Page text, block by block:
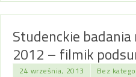
Studenckie
2012 – filmik
24 września, 2013 Bez